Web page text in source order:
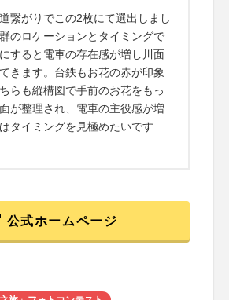
繋がりでこの2枚にて選出しまし
のロケーションとタイミングで
すると電車の存在感が増し川面
きます。台鉄もお花の赤が印象
らも縦構図で手前のお花をもっ
が整理され、電車の主役感が増
タイミングを見極めたいです
公式ホームページ